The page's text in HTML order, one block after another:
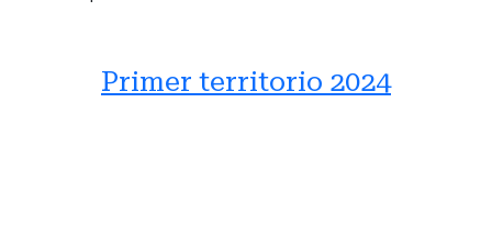
Primer territorio 2024